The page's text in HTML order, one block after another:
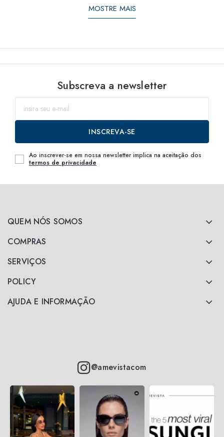
MOSTRE MAIS
QUEM NÓS SOMOS
COMPRAS
SERVIÇOS
POLICY
AJUDA E INFORMAÇÃO
@amevistacom
Subscreva a newsletter
INSCREVA-SE
Ao inscrever-se em nossa newsletter implica na aceitação dos
termos de privacidade